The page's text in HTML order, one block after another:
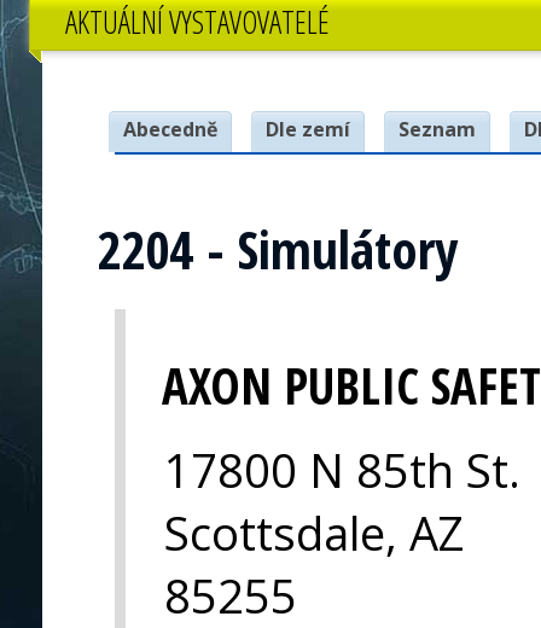
AKTUÁLNÍ VYSTAVOVATELÉ
Abecedně Dle zemí Seznam
2204 - Simulátory
AXON PUBLIC
17800 N 85th St.
Scottsdale, AZ
85255